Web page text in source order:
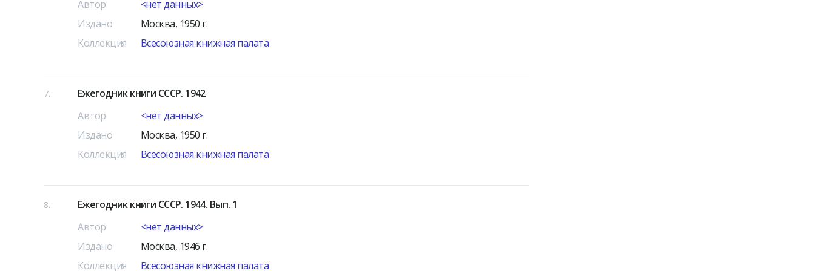
Автор
<нет данных>
Издано
Москва, 1950 г.
Коллекция
Всесоюзная книжная палата
7
Ежегодник книги СССР. 1942
Автор
<нет данных>
Издано
Москва, 1950 г.
Коллекция
Всесоюзная книжная палата
8
Ежегодник книги СССР. 1944. Вып. 1
Автор
<нет данных>
Издано
Москва, 1946 г.
Коллекция
Всесоюзная книжная палата